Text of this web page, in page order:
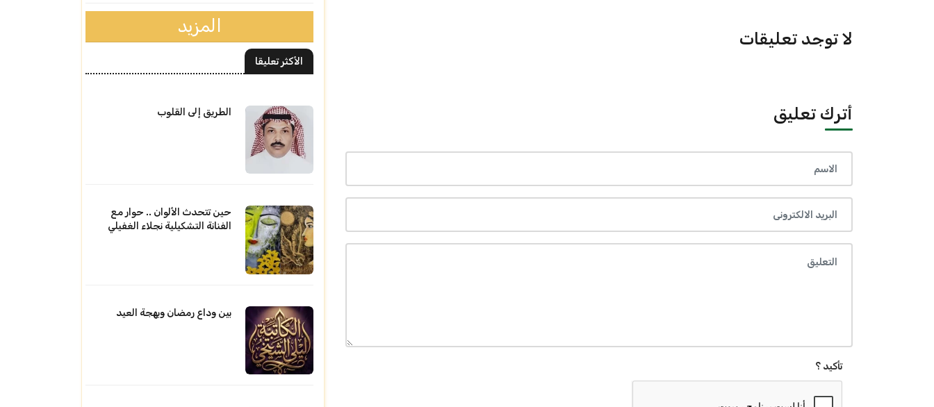
لا توجد تعليقات
أترك تعليق
تأكيد ؟
المزيد
الأكثر تعليقا
الطريق إلى القلوب
حين تتحدث الألوان .. حوار مع
الفنانة التشكيلية نجلاء الغفيلي
بين وداع رمضان وبهجة العيد